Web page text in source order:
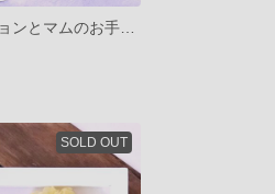
SOLD OUT